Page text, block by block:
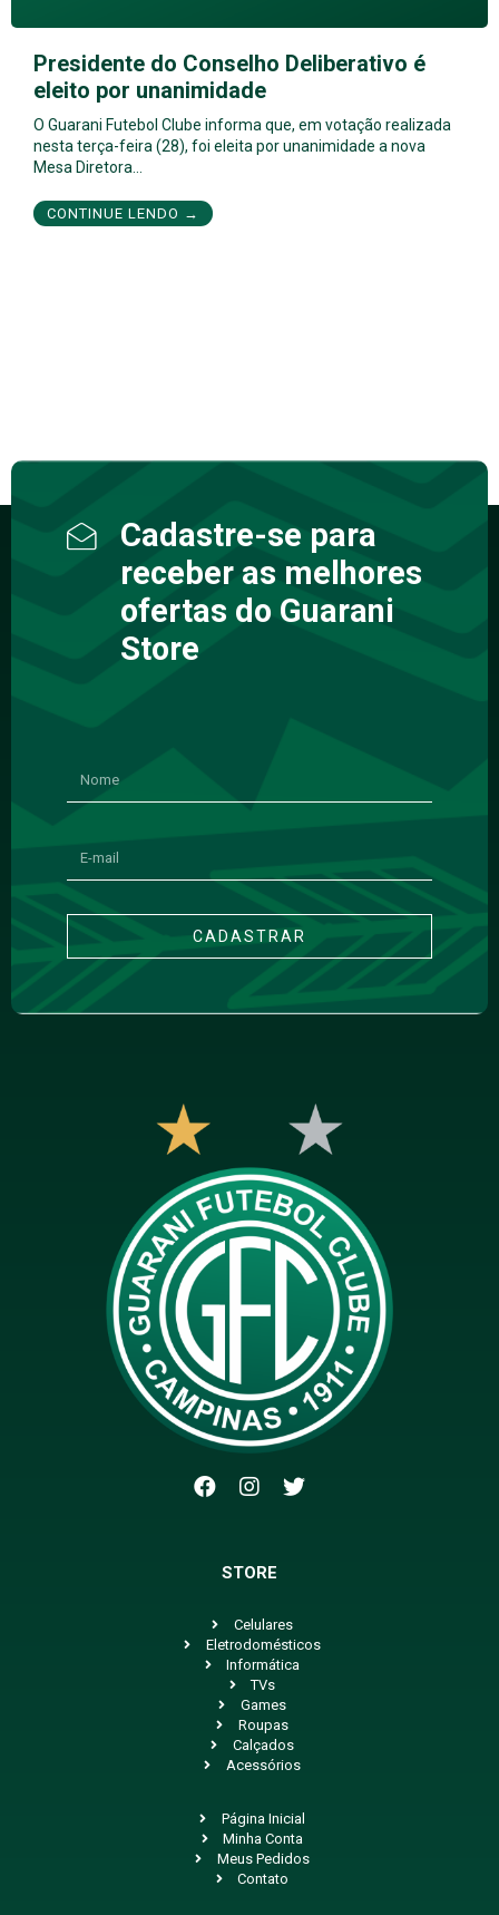
Presidente do Conselho Deliberativo é
eleito por unanimidade
O Guarani Futebol Clube informa que, em votação realizada
nesta terça-feira (28), foi eleita por unanimidade a nova
Mesa Diretora…
CONTINUE LENDO →
Cadastre-se para
receber as melhores
ofertas do Guarani
Store
CADASTRAR
STORE
Celulares
Eletrodomésticos
Informática
TVs
Games
Roupas
Calçados
Acessórios
Página Inicial
Minha Conta
Meus Pedidos
Contato